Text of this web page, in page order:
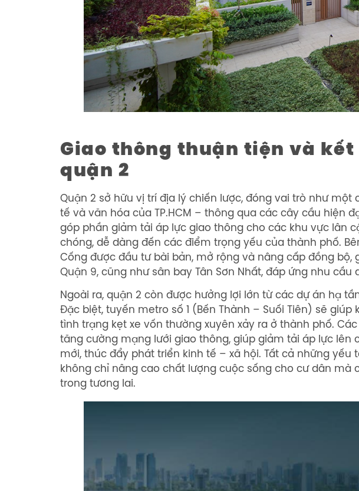
Giao thông thuận tiện và
quận 2
Quận 2 sở hữu vị trí địa lý chiến lược, đóng vai trò như
tế và văn hóa của TP.HCM – thông qua các cây cầu hiện
góp phần giảm tải áp lực giao thông cho các khu vực lân
chóng, dễ dàng đến các điểm trọng yếu của thành phố.
Cống được đầu tư bài bản, mở rộng và nâng cấp đồng
Quận 9, cũng như sân bay Tân Sơn Nhất, đáp ứng nhu
Ngoài ra, quận 2 còn được hưởng lợi lớn từ các dự án hạ
Đặc biệt, tuyến metro số 1 (Bến Thành – Suối Tiên) sẽ
tình trạng kẹt xe vốn thường xuyên xảy ra ở thành phố.
tăng cường mạng lưới giao thông, giúp giảm tải áp lực
mới, thúc đẩy phát triển kinh tế – xã hội. Tất cả những
không chỉ nâng cao chất lượng cuộc sống cho cư dân mà
trong tương lai.